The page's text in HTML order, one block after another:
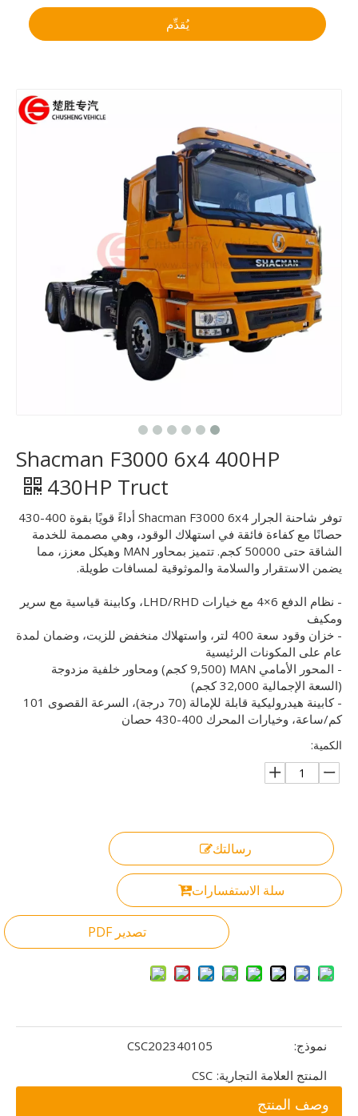
يُقدِّم
Shacman F3000 6x4 400HP
430HP Truct
توفر شاحنة الجرار Shacman F3000 6x4 أداءً قويًا بقوة 400-430
حصانًا مع كفاءة فائقة في استهلاك الوقود، وهي مصممة للخدمة
الشاقة حتى 50000 كجم. تتميز بمحاور MAN وهيكل معزز، مما
يضمن الاستقرار والسلامة والموثوقية لمسافات طويلة.
- نظام الدفع 6×4 مع خيارات LHD/RHD، وكابينة قياسية مع سرير
ومكيف
- خزان وقود سعة 400 لتر، واستهلاك منخفض للزيت، وضمان لمدة
عام على المكونات الرئيسية
- المحور الأمامي MAN (9,500 كجم) ومحاور خلفية مزدوجة
(السعة الإجمالية 32,000 كجم)
- كابينة هيدروليكية قابلة للإمالة (70 درجة)، السرعة القصوى 101
كم/ساعة، وخيارات المحرك 400-430 حصان
الكمية:
رسالتك
سلة الاستفسارات
تصدير PDF
نموذج:
CSC202340105
المنتج العلامة التجارية: CSC
وصف المنتج